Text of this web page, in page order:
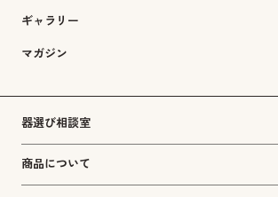
ギャラリー
マガジン
器選び相談室
商品について